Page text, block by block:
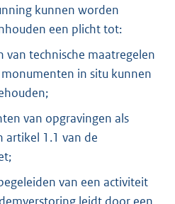
kunnen worden
een plicht tot:
van technische maatregelen
in situ kunnen
van opgravingen als
artikel 1.1 van de
van een activiteit